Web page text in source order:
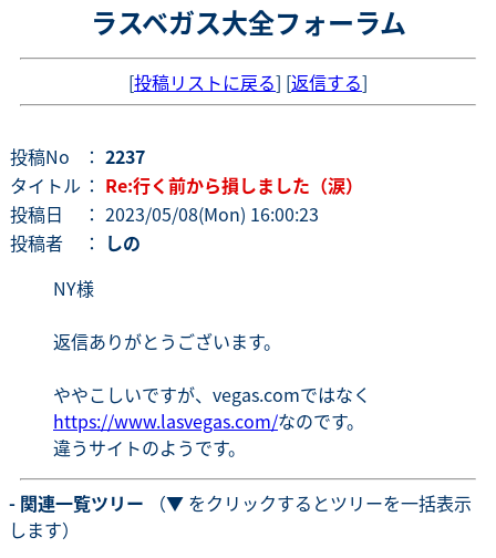
ラスベガス大全フォーラム
[投稿リストに戻る] [返信する]
投稿No ： 2237
タイトル ： Re:行く前から損しました（涙）
投稿日
： 2023/05/08(Mon) 16:00:23
投稿者
： しの
NY様
返信ありがとうございます。
ややこしいですが、vegas.comではなく
https://www.lasvegas.com/なのです。
違うサイトのようです。
- 関連一覧ツリー （▼ をクリックするとツリーを一括表示
します）